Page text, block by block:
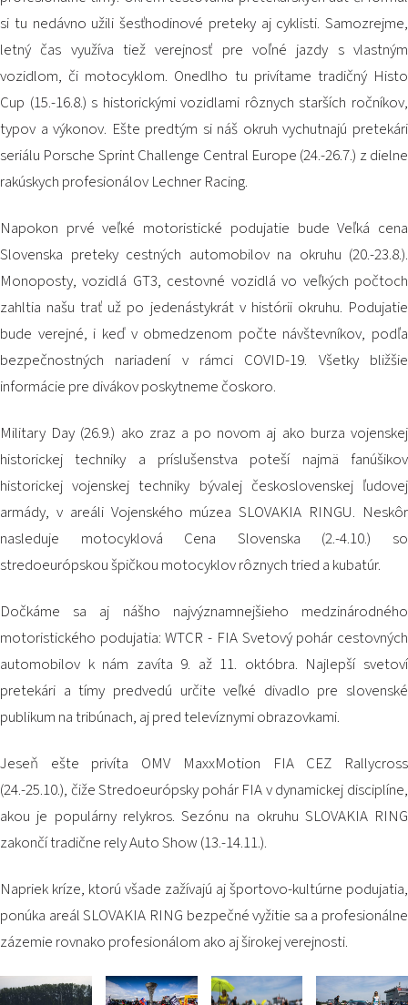
si tu nedávno užili šesťhodinové preteky aj cyklisti. Samozrejme,
letný čas využíva tiež verejnosť pre voľné jazdy s vlastným
vozidlom, či motocyklom. Onedlho tu privítame tradičný Histo
Cup (15.-16.8.) s historickými vozidlami rôznych starších ročníkov,
typov a výkonov. Ešte predtým si náš okruh vychutnajú pretekári
seriálu Porsche Sprint Challenge Central Europe (24.-26.7.) z dielne
rakúskych profesionálov Lechner Racing.
Napokon prvé veľké motoristické podujatie bude Veľká cena
Slovenska preteky cestných automobilov na okruhu (20.-23.8.).
Monoposty, vozidlá GT3, cestovné vozidlá vo veľkých počtoch
zahltia našu trať už po jedenástykrát v histórii okruhu. Podujatie
bude verejné, i keď v obmedzenom počte návštevníkov, podľa
bezpečnostných nariadení v rámci COVID-19. Všetky bližšie
informácie pre divákov poskytneme čoskoro.
Military Day (26.9.) ako zraz a po novom aj ako burza vojenskej
historickej techniky a príslušenstva poteší najmä fanúšikov
historickej vojenskej techniky bývalej československej ľudovej
armády, v areáli Vojenského múzea SLOVAKIA RINGU. Neskôr
nasleduje motocyklová Cena Slovenska (2.-4.10.) so
stredoeurópskou špičkou motocyklov rôznych tried a kubatúr.
Dočkáme sa aj nášho najvýznamnejšieho medzinárodného
motoristického podujatia: WTCR - FIA Svetový pohár cestovných
automobilov k nám zavíta 9. až 11. októbra. Najlepší svetoví
pretekári a tímy predvedú určite veľké divadlo pre slovenské
publikum na tribúnach, aj pred televíznymi obrazovkami.
Jeseň ešte privíta OMV MaxxMotion FIA CEZ Rallycross
(24.-25.10.), čiže Stredoeurópsky pohár FIA v dynamickej disciplíne,
akou je populárny relykros. Sezónu na okruhu SLOVAKIA RING
zakončí tradične rely Auto Show (13.-14.11.).
Napriek kríze, ktorú všade zažívajú aj športovo-kultúrne podujatia,
ponúka areál SLOVAKIA RING bezpečné vyžitie sa a profesionálne
zázemie rovnako profesionálom ako aj širokej verejnosti.